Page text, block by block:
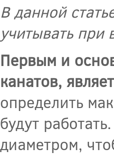
В данной
учитывать при
Первым и
канатов,
определить
будут
диаметром,